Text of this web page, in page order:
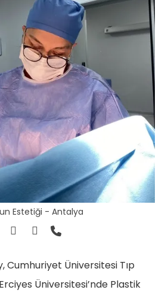
Estetiği - Antalya
Cumhuriyet Üniversitesi Tıp
Üniversitesi’nde Plastik